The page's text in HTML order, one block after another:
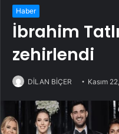
Haber
İbrahim
zehirlendi
DİLAN BİÇER Kasım